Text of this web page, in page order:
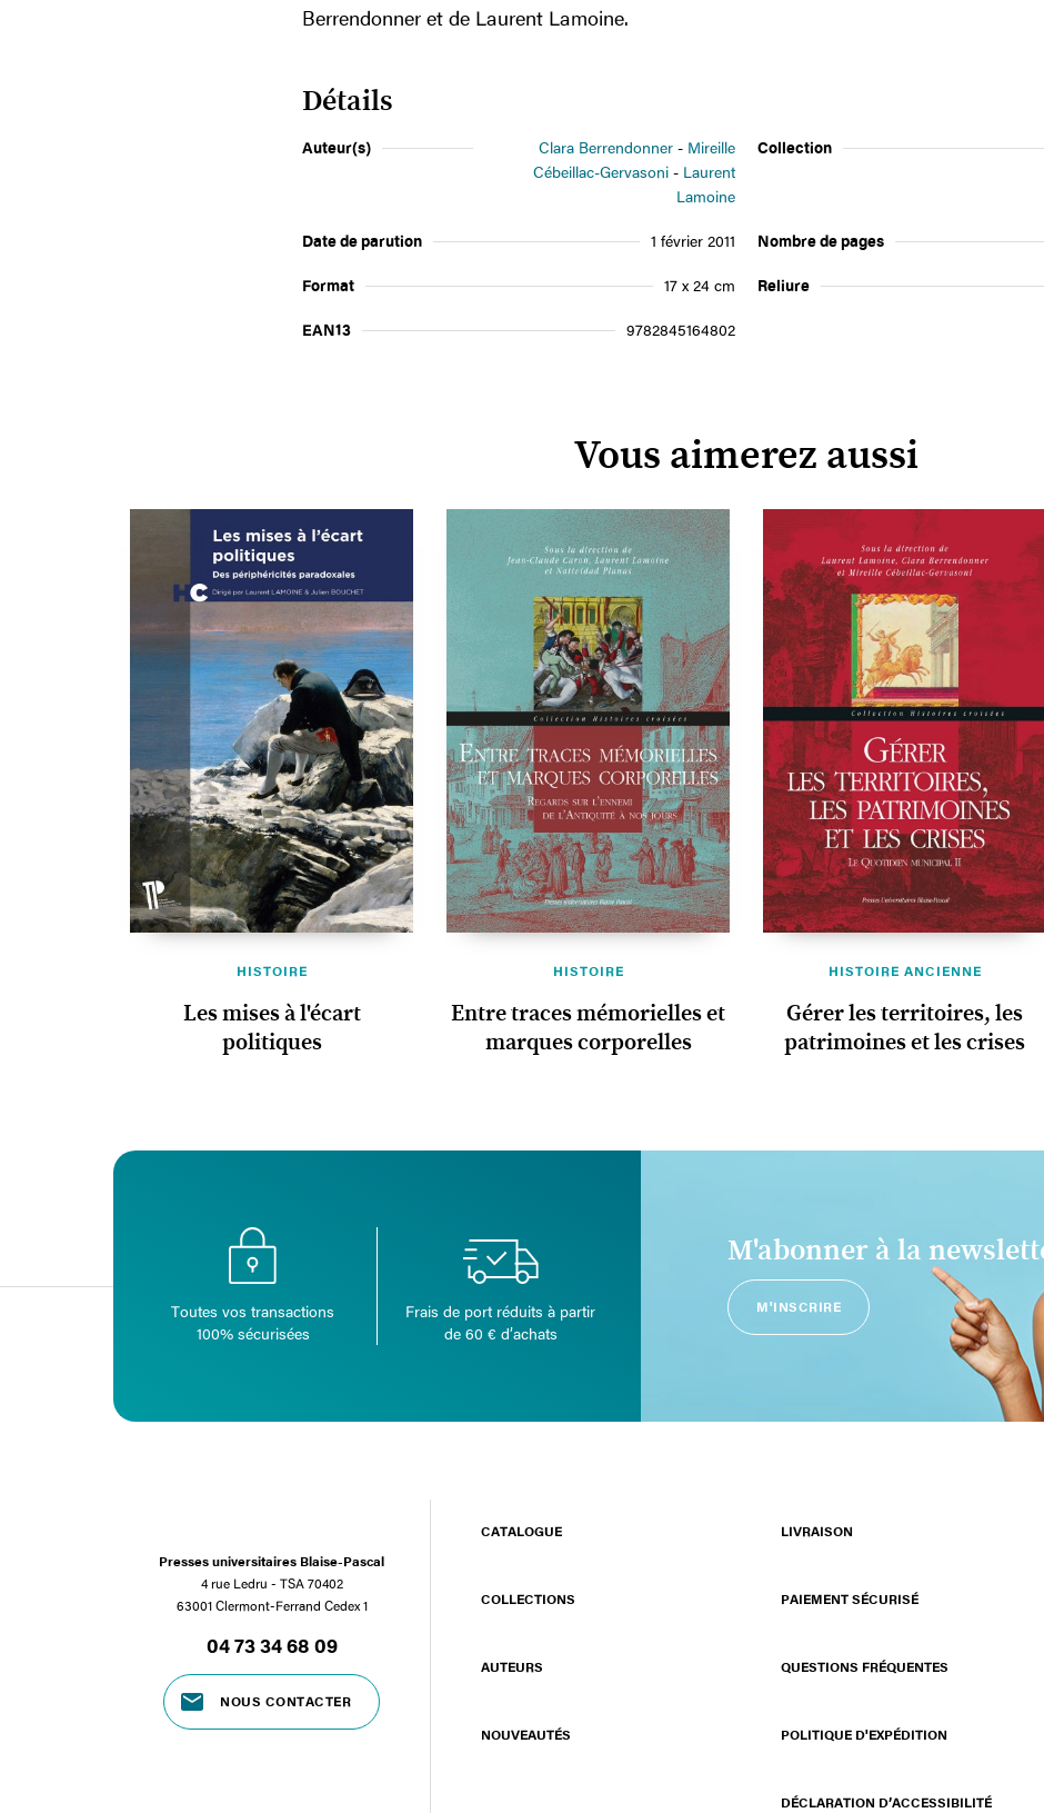
Berrendonner et de Laurent Lamoine.
Détails
Auteur(s) Clara Berrendonner
Mireille
Cébeillac-Gervasoni
Laurent
Lamoine
Collection
Date de parution 1 février 2011 Nombre de pages
Format 17 x 24 cm Reliure
EAN13 9782845164802
Vous aimerez aussi
HISTOIRE
Les mises à l'écart
politiques
HISTOIRE
Entre traces mémorielles et
marques corporelles
HISTOIRE ANCIENNE
Gérer les territoires, les
patrimoines et les crises
Toutes vos transactions
100% sécurisées
Frais de port réduits à partir
de 60 € d’achats
M'abonner à la
M'INSCRIRE
Presses universitaires Blaise-Pascal
4 rue Ledru - TSA 70402
63001 Clermont-Ferrand Cedex 1
04 73 34 68 09
NOUS CONTACTER
CATALOGUE
COLLECTIONS
AUTEURS
NOUVEAUTÉS
LIVRAISON
PAIEMENT SÉCURISÉ
QUESTIONS FRÉQUENTES
POLITIQUE D'EXPÉDITION
DÉCLARATION D’ACCESSIBILITÉ